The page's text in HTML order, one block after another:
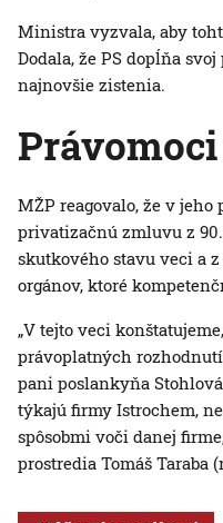
Ministra vyzvala, aby
Dodala, že PS dopĺňa
najnovšie zistenia.
MŽP reagovalo, že v
privatizačnú zmluvu z
skutkového stavu veci a
orgánov, ktoré
„V tejto veci
právoplatných
pani poslankyňa
týkajú firmy Istrochem,
spôsobmi voči danej
prostredia Tomáš Taraba